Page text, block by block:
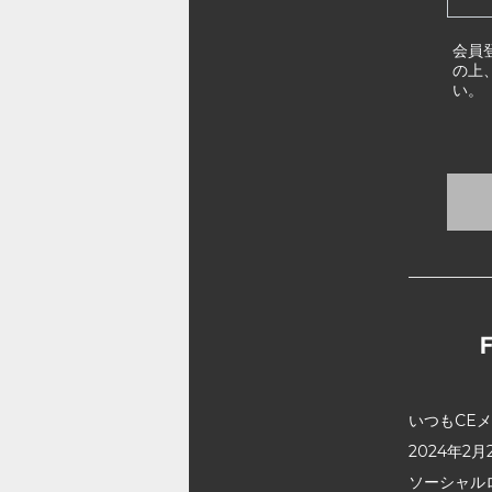
会員
の上
い。
いつもCE
2024年2月
ソーシャ